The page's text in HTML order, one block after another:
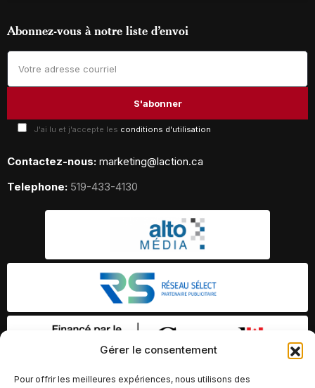
Gérer le consentement
Pour offrir les meilleures expériences, nous utilisons des
Abonnez-vous à notre liste d’envoi
J'ai lu et j'accepte les conditions d'utilisation
Contactez-nous: marketing@laction.ca
Telephone: 519-433-4130